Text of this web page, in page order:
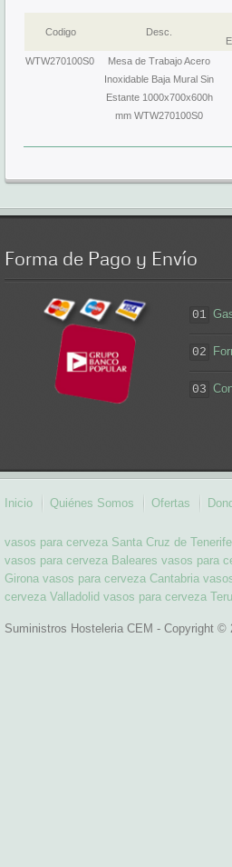
Codigo Desc.
WTW270100S0
Mesa de Trabajo Acero
Inoxidable Baja Mural Sin
Estante 1000x700x600h
mm WTW270100S0
Forma de Pago y Envío
01
02
03
Inicio Quiénes Somos Ofertas
vasos para cerveza Santa Cruz de Tenerife
vasos para cerveza Baleares vasos para
Girona vasos para cerveza Cantabria
cerveza Valladolid vasos para cerveza
Suministros Hosteleria CEM - Copyright ©